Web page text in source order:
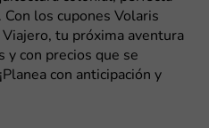
Con los cupones Volaris
tu próxima aventura
y con precios que se
con anticipación y